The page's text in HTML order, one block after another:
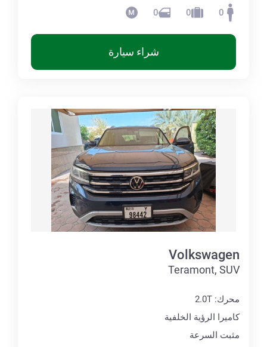
0
0
0
شراء سيارة
Volkswagen
Teramont, SUV
محرك: 2.0T
كاميرا الرؤية الخلفية
مثبت السرعة